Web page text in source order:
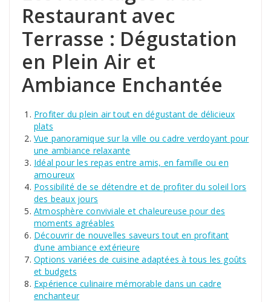
Restaurant avec
Terrasse : Dégustation
en Plein Air et
Ambiance Enchantée
Profiter du plein air tout en dégustant de délicieux
plats
Vue panoramique sur la ville ou cadre verdoyant pour
une ambiance relaxante
Idéal pour les repas entre amis, en famille ou en
amoureux
Possibilité de se détendre et de profiter du soleil lors
des beaux jours
Atmosphère conviviale et chaleureuse pour des
moments agréables
Découvrir de nouvelles saveurs tout en profitant
d’une ambiance extérieure
Options variées de cuisine adaptées à tous les goûts
et budgets
Expérience culinaire mémorable dans un cadre
enchanteur